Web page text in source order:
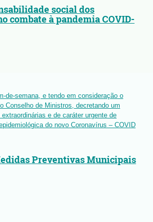
social dos
combate à pandemia COVID-
de-semana, e tendo em consideração o
Conselho de Ministros, decretando um
e de caráter urgente de
do novo Coronavírus – COVID
Preventivas Municipais